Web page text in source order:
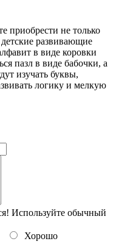
приобрести не только
развивающие
в виде коровки
пазл в виде бабочки, а
изучать буквы,
логику и мелкую
Используйте обычный
Хорошо